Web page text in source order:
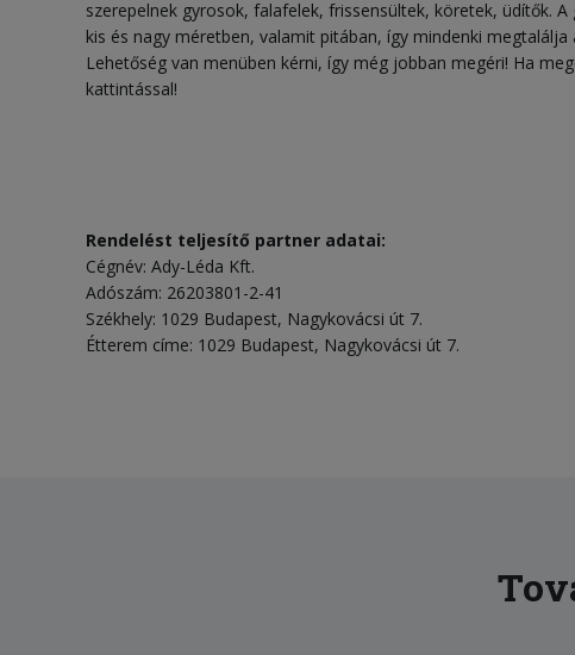
szerepelnek gyrosok, falafelek, frissensültek, köretek, üdítők.
kis és nagy méretben, valamit pitában, így mindenki
Lehetőség van menüben kérni, így még jobban megéri! Ha
kattintással!
Rendelést teljesítő partner adatai:
Cégnév: Ady-Léda Kft.
Adószám: 26203801-2-41
Székhely: 1029 Budapest, Nagykovácsi út 7.
Étterem címe: 1029 Budapest, Nagykovácsi út 7.